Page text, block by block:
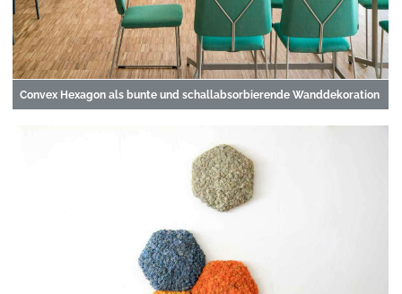
Convex Hexagon als bunte und schallabsorbierende Wanddekoration